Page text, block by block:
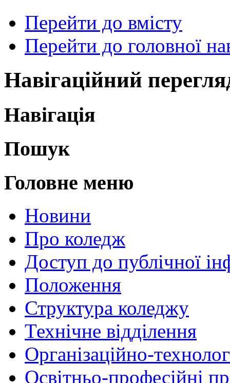
Перейти до вмісту
Перейти до головної
Навігаційний
Навігація
Пошук
Головне меню
Новини
Про коледж
Доступ до публічної
Положення
Структура коледжу
Технічне відділення
Організаційно-
Освітньо-професійні